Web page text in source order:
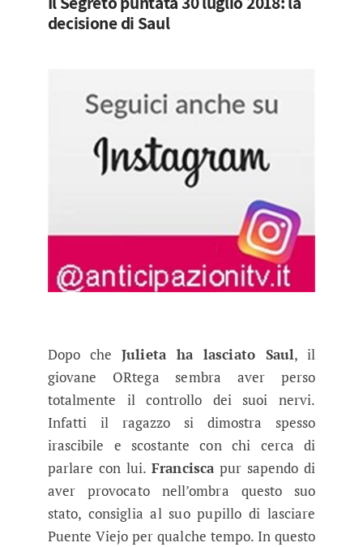
decisione di Saul
Dopo cheJulieta ha lasciato Saul, il
giovane ORtega sembra aver perso
totalmente il controllo dei suoi nervi.
Infatti il ragazzo si dimostra spesso
irascibile e scostante con chi cerca di
parlare con lui.Franciscapur sapendo di
aver provocato nell’ombra questo suo
stato, consiglia al suo pupillo di lasciare
Puente Viejo per qualche tempo. In questo